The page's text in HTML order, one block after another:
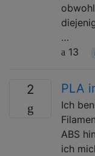
…
13
2 PLA
Ich
ABS
ich